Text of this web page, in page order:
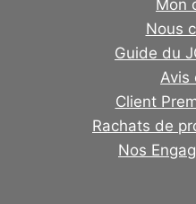
Mon
Nous
Guide du
Avis
Client
Rachats de
Nos